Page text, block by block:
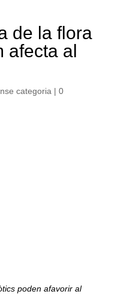
de la flora
afecta al
categoria | 0
poden afavorir al